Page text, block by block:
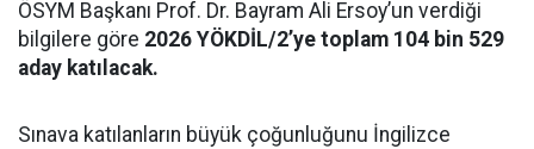
ÖSYM Başkanı Prof. Dr. Bayram Ali Ersoy’un verdiği
bilgilere göre 2026 YÖKDİL/2’ye toplam 104 bin 529
aday katılacak.
Sınava katılanların büyük çoğunluğunu İngilizce